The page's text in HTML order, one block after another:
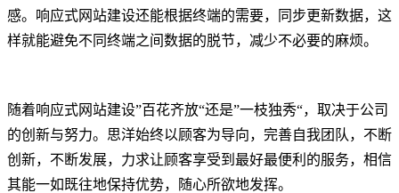
感。响应式网站建设还能根据终端的需要，同步更新数据，这
样就能避免不同终端之间数据的脱节，减少不必要的麻烦。
随着响应式网站建设”百花齐放“还是”一枝独秀“，取决于公司
的创新与努力。思洋始终以顾客为导向，完善自我团队，不断
创新，不断发展，力求让顾客享受到最好最便利的服务，相信
其能一如既往地保持优势，随心所欲地发挥。